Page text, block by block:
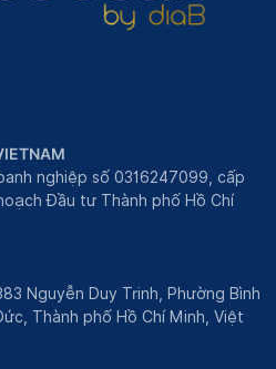
nghiệp số 0316247099, cấp
Đầu tư Thành phố Hồ Chí
Nguyễn Duy Trinh, Phường Bình
Thành phố Hồ Chí Minh, Việt